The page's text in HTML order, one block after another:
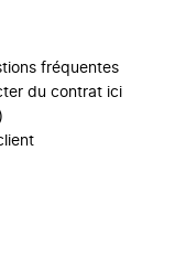
fréquentes
du contrat ici